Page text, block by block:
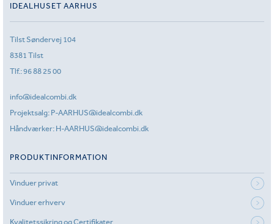
IDEALHUSET AARHUS
Tilst Søndervej 104
8381 Tilst
Tlf.:96 88 25 00
info@idealcombi.dk
Projektsalg: P-AARHUS@idealcombi.dk
Håndværker: H-AARHUS@idealcombi.dk
PRODUKTINFORMATION
Vinduer privat
Vinduer erhverv
Kvalitetssikring og Certifikater